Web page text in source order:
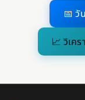
📅 วั
📈 วิเคร